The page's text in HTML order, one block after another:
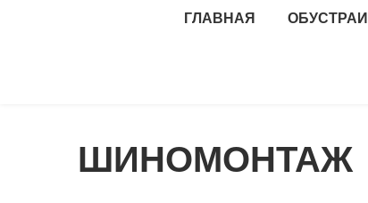
ГЛАВНАЯ
ШИНОМОНТАЖ